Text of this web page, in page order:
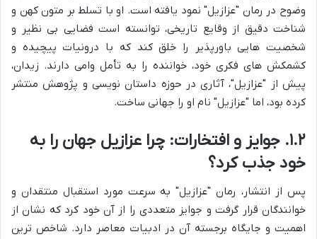
وضوح در رمان "عزازیل" نمود یافته است. او با تسلط بر متون کهن و
شناخت دقیق از وقایع تاریخی، توانسته است فضایی بی نظیر و
شخصیت هایی باورپذیر را خلق کند که با درونیات پیچیده و
کشمکش های فکری خود، خواننده را به تأمل وامی دارند. زیدان،
پیش از "عزازیل"، آثاری در حوزه داستان نویسی و پژوهش منتشر
کرده بود، اما "عزازیل" نام او را جهانی ساخت.
۱.۲. جوایز و افتخارات: چرا عزازیل جهان را به
خود جذب کرد؟
پس از انتشار، رمان "عزازیل" به سرعت مورد استقبال منتقدان و
خوانندگان قرار گرفت و جوایز متعددی را از آن خود کرد که نشان از
اهمیت و جایگاه برجسته آن در ادبیات معاصر دارد. شاخص ترین